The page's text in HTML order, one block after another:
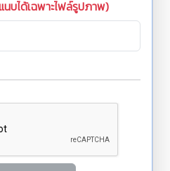
บได้เฉพาะไฟล์รูปภาพ)